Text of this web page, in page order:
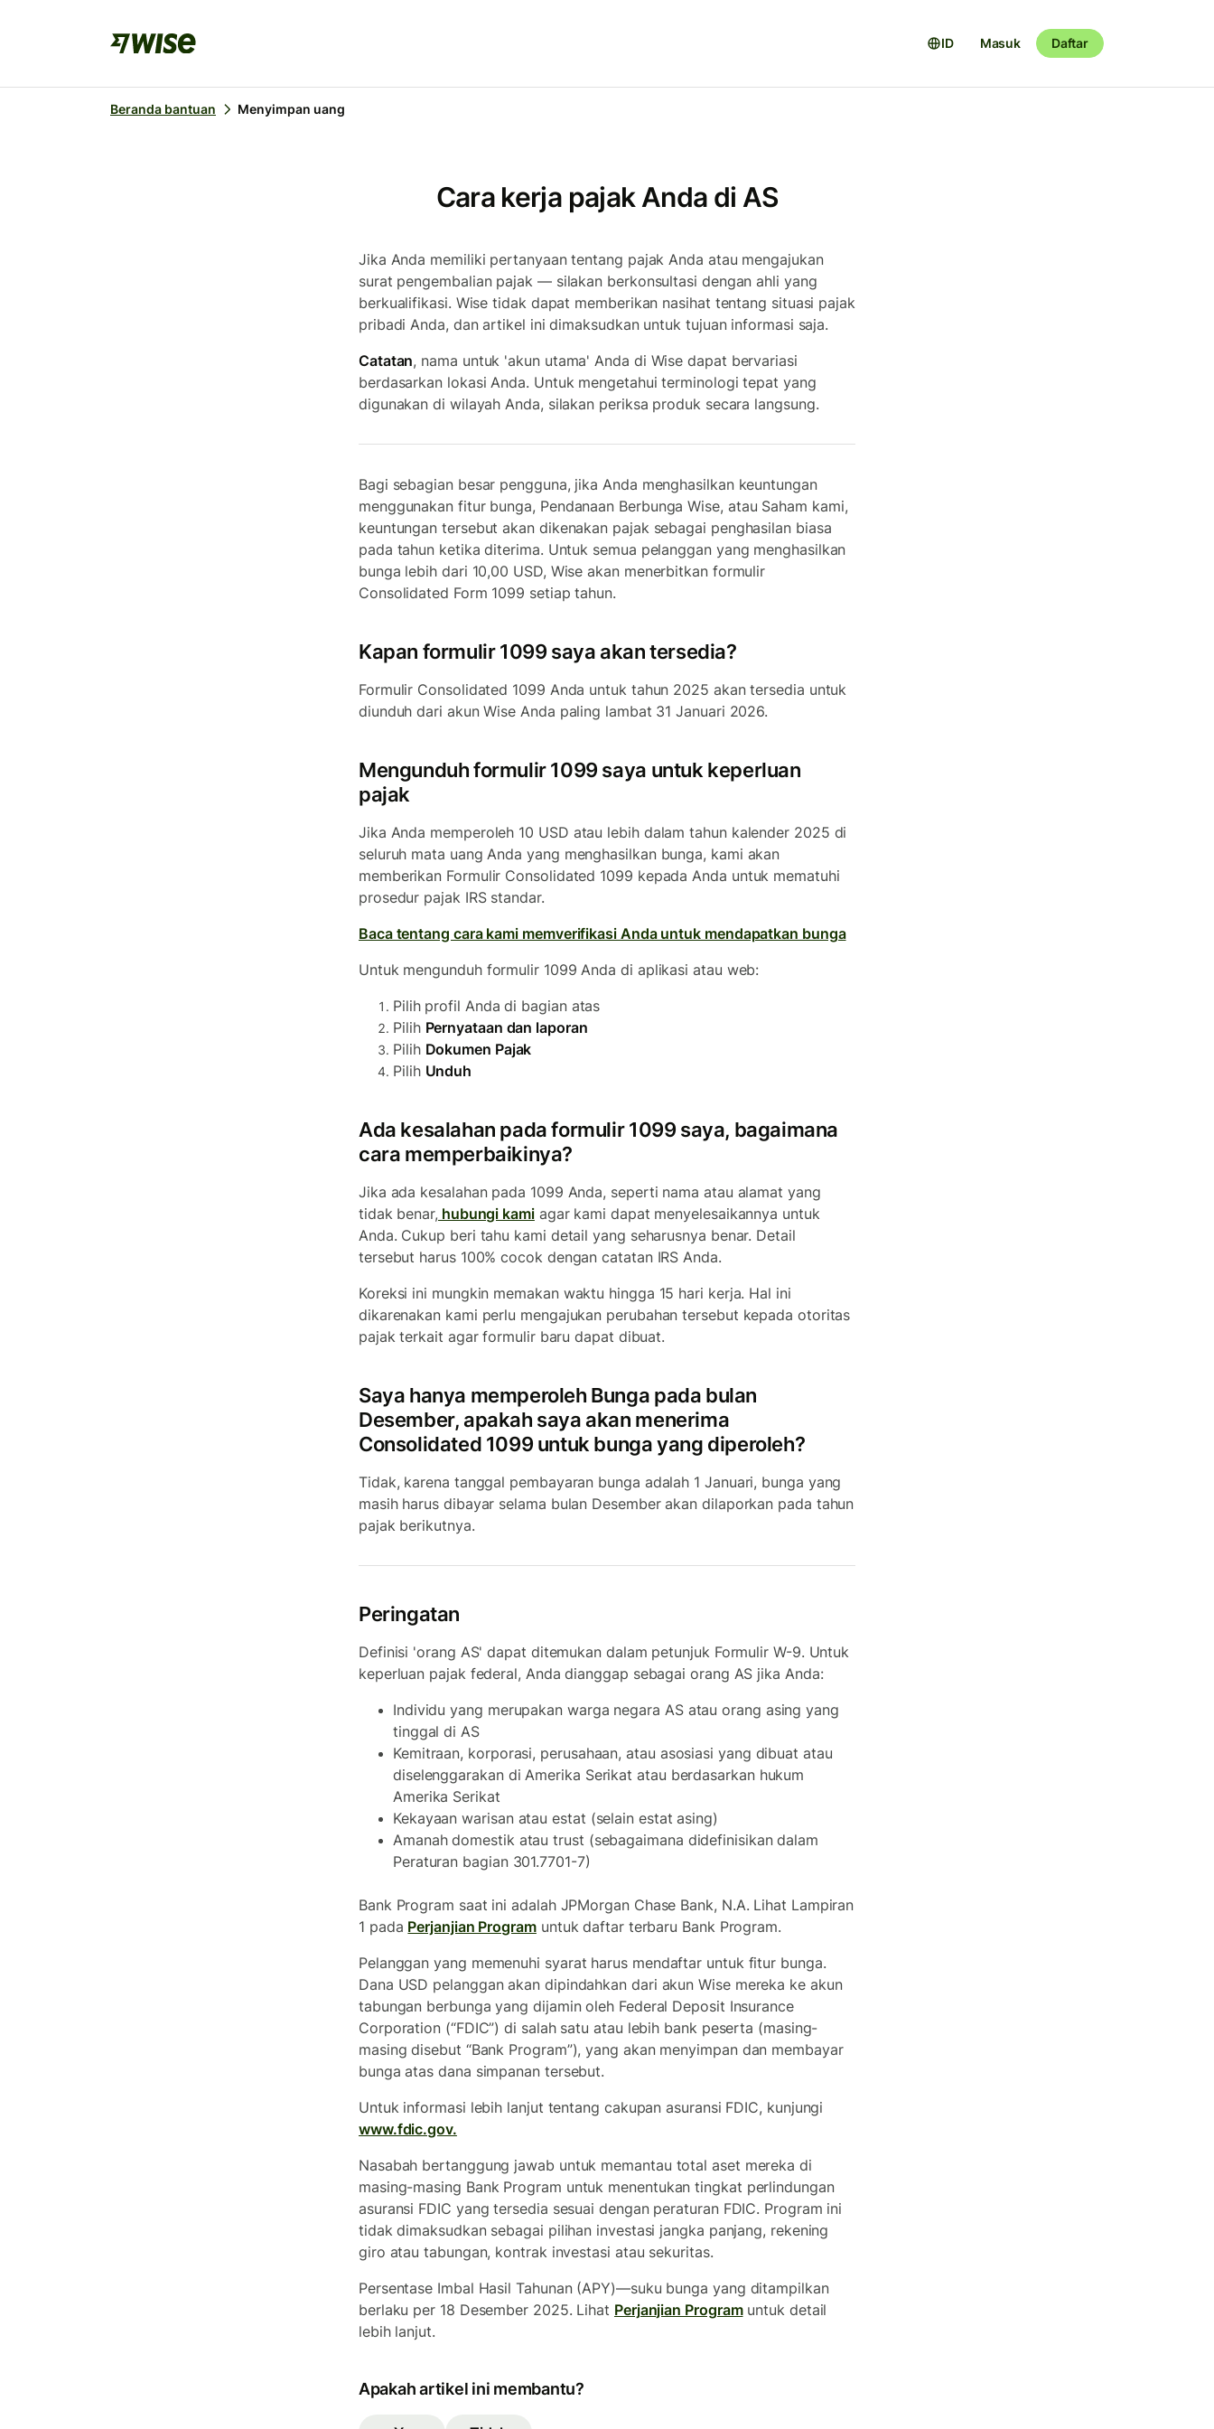
ID Masuk Daftar
Beranda bantuan Menyimpan uang
Cara kerja pajak Anda di AS
Jika Anda memiliki pertanyaan tentang pajak Anda atau mengajukan
surat pengembalian pajak — silakan berkonsultasi dengan ahli yang
berkualifikasi. Wise tidak dapat memberikan nasihat tentang situasi pajak
pribadi Anda, dan artikel ini dimaksudkan untuk tujuan informasi saja.
Catatan, nama untuk 'akun utama' Anda di Wise dapat bervariasi
berdasarkan lokasi Anda. Untuk mengetahui terminologi tepat yang
digunakan di wilayah Anda, silakan periksa produk secara langsung.
Bagi sebagian besar pengguna, jika Anda menghasilkan keuntungan
menggunakan fitur bunga, Pendanaan Berbunga Wise, atau Saham kami,
keuntungan tersebut akan dikenakan pajak sebagai penghasilan biasa
pada tahun ketika diterima. Untuk semua pelanggan yang menghasilkan
bunga lebih dari 10,00 USD, Wise akan menerbitkan formulir
Consolidated Form 1099 setiap tahun.
Kapan formulir 1099 saya akan tersedia?
Formulir Consolidated 1099 Anda untuk tahun 2025 akan tersedia untuk
diunduh dari akun Wise Anda paling lambat 31 Januari 2026.
Mengunduh formulir 1099 saya untuk keperluan
pajak
Jika Anda memperoleh 10 USD atau lebih dalam tahun kalender 2025 di
seluruh mata uang Anda yang menghasilkan bunga, kami akan
memberikan Formulir Consolidated 1099 kepada Anda untuk mematuhi
prosedur pajak IRS standar.
Baca tentang cara kami memverifikasi Anda untuk mendapatkan bunga
Untuk mengunduh formulir 1099 Anda di aplikasi atau web:
Pilih profil Anda di bagian atas
Pilih Pernyataan dan laporan
Pilih Dokumen Pajak
Pilih Unduh
Ada kesalahan pada formulir 1099 saya, bagaimana
cara memperbaikinya?
Jika ada kesalahan pada 1099 Anda, seperti nama atau alamat yang
tidak benar, hubungi kamiagar kami dapat menyelesaikannya untuk
Anda. Cukup beri tahu kami detail yang seharusnya benar. Detail
tersebut harus 100% cocok dengan catatan IRS Anda.
Koreksi ini mungkin memakan waktu hingga 15 hari kerja. Hal ini
dikarenakan kami perlu mengajukan perubahan tersebut kepada otoritas
pajak terkait agar formulir baru dapat dibuat.
Saya hanya memperoleh Bunga pada bulan
Desember, apakah saya akan menerima
Consolidated 1099 untuk bunga yang diperoleh?
Tidak, karena tanggal pembayaran bunga adalah 1 Januari, bunga yang
masih harus dibayar selama bulan Desember akan dilaporkan pada tahun
pajak berikutnya.
Peringatan
Definisi 'orang AS' dapat ditemukan dalam petunjuk Formulir W-9. Untuk
keperluan pajak federal, Anda dianggap sebagai orang AS jika Anda:
Individu yang merupakan warga negara AS atau orang asing yang
tinggal di AS
Kemitraan, korporasi, perusahaan, atau asosiasi yang dibuat atau
diselenggarakan di Amerika Serikat atau berdasarkan hukum
Amerika Serikat
Kekayaan warisan atau estat (selain estat asing)
Amanah domestik atau trust (sebagaimana didefinisikan dalam
Peraturan bagian 301.7701-7)
Bank Program saat ini adalah JPMorgan Chase Bank, N.A. Lihat Lampiran
1 pada Perjanjian Programuntuk daftar terbaru Bank Program.
Pelanggan yang memenuhi syarat harus mendaftar untuk fitur bunga.
Dana USD pelanggan akan dipindahkan dari akun Wise mereka ke akun
tabungan berbunga yang dijamin oleh Federal Deposit Insurance
Corporation (“FDIC”) di salah satu atau lebih bank peserta (masing-
masing disebut “Bank Program”), yang akan menyimpan dan membayar
bunga atas dana simpanan tersebut.
Untuk informasi lebih lanjut tentang cakupan asuransi FDIC, kunjungi
www.fdic.gov.
Nasabah bertanggung jawab untuk memantau total aset mereka di
masing-masing Bank Program untuk menentukan tingkat perlindungan
asuransi FDIC yang tersedia sesuai dengan peraturan FDIC. Program ini
tidak dimaksudkan sebagai pilihan investasi jangka panjang, rekening
giro atau tabungan, kontrak investasi atau sekuritas.
Persentase Imbal Hasil Tahunan (APY)—suku bunga yang ditampilkan
berlaku per 18 Desember 2025. Lihat Perjanjian Programuntuk detail
lebih lanjut.
Apakah artikel ini membantu?